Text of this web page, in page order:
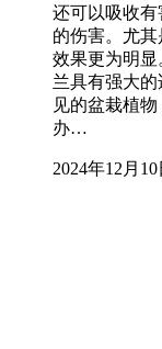
还可以吸收
的伤害。尤
效果更为明
兰具有强大
见的盆栽植
办…
2024年12月10